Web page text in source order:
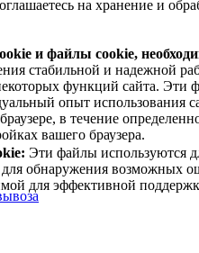
на хранение и
и файлы cookie,
стабильной и надежной
функций сайта. Эти
опыт использования
в течение
вашего браузера.
Эти файлы используются
для обнаружения возможных
для эффективной